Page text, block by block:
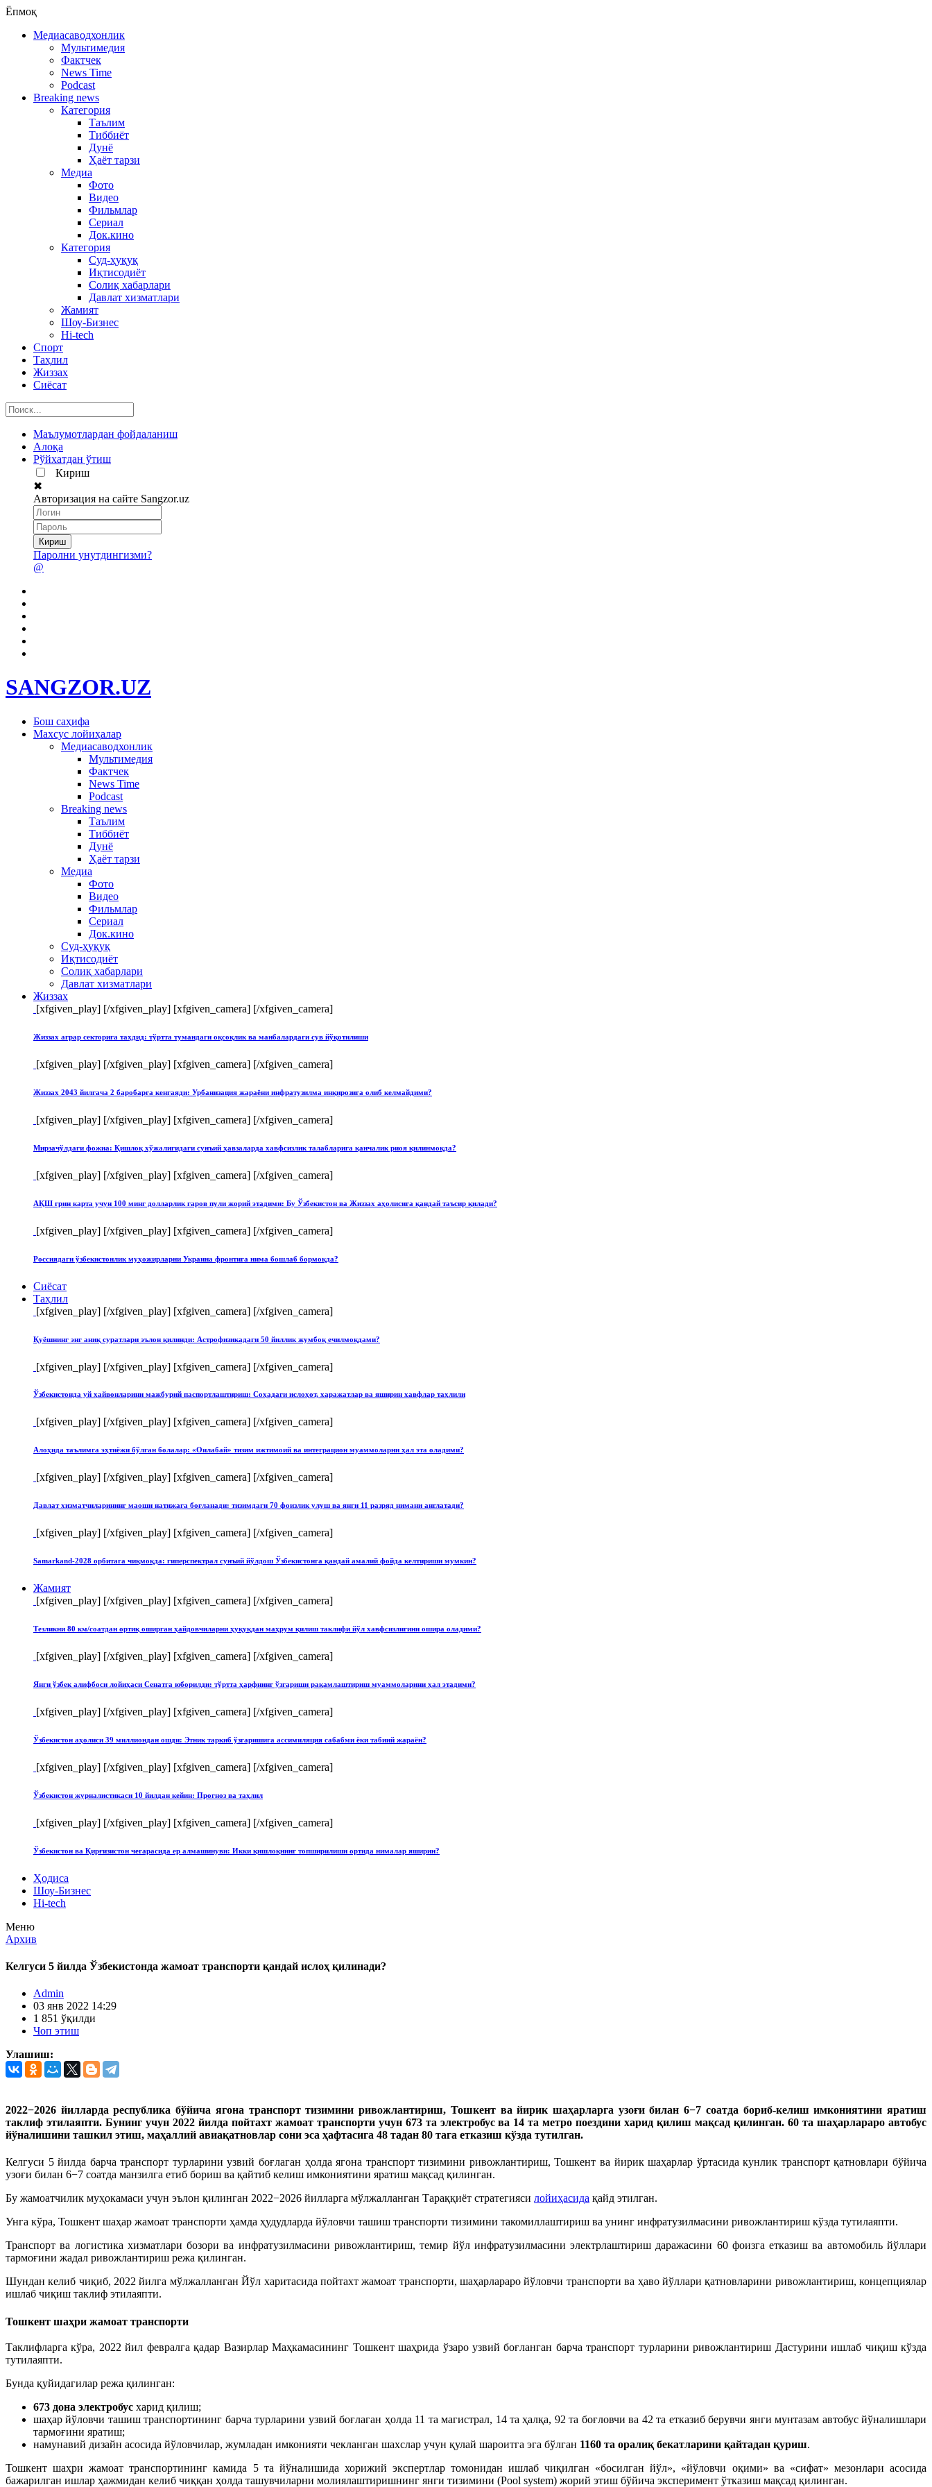
Ёпмоқ
Медиасаводхонлик
Мультимедия
Фактчек
News Time
Podcast
Breaking news
Категория
Таълим
Тиббиёт
Дунё
Ҳаёт тарзи
Медиа
Фото
Видео
Фильмлар
Сериал
Док.кино
Категория
Суд-ҳуқуқ
Иқтисодиёт
Солиқ хабарлари
Давлат хизматлари
Жамият
Шоу-Бизнес
Hi-tech
Спорт
Таҳлил
Жиззах
Сиёсат
Маълумотлардан фойдаланиш
Алоқа
Рўйхатдан ўтиш
Кириш
✖
Авторизация на сайте Sangzor.uz
Паролни унутдингизми?
@
SANGZOR.UZ
Бош саҳифа
Махсус лойиҳалар
Медиасаводхонлик
Мультимедия
Фактчек
News Time
Podcast
Breaking news
Таълим
Тиббиёт
Дунё
Ҳаёт тарзи
Медиа
Фото
Видео
Фильмлар
Сериал
Док.кино
Суд-ҳуқуқ
Иқтисодиёт
Солиқ хабарлари
Давлат хизматлари
Жиззах
[xfgiven_play] [/xfgiven_play] [xfgiven_camera] [/xfgiven_camera]
Жиззах аграр секторига таҳдид: тўртта тумандаги оқсоқлик ва манбалардаги сув йўқотилиши
[xfgiven_play] [/xfgiven_play] [xfgiven_camera] [/xfgiven_camera]
Жиззах 2043 йилгача 2 баробарга кенгаяди: Урбанизация жараёни инфратузилма инқирозига олиб келмайдими?
[xfgiven_play] [/xfgiven_play] [xfgiven_camera] [/xfgiven_camera]
Мирзачўлдаги фожиа: Қишлоқ хўжалигидаги сунъий ҳавзаларда хавфсизлик талабларига қанчалик риоя қилинмоқда?
[xfgiven_play] [/xfgiven_play] [xfgiven_camera] [/xfgiven_camera]
АҚШ грин карта учун 100 минг долларлик гаров пули жорий этадими: Бу Ўзбекистон ва Жиззах аҳолисига қандай таъсир қилади?
[xfgiven_play] [/xfgiven_play] [xfgiven_camera] [/xfgiven_camera]
Россиядаги ўзбекистонлик муҳожирларни Украина фронтига нима бошлаб бормоқда?
Сиёсат
Таҳлил
[xfgiven_play] [/xfgiven_play] [xfgiven_camera] [/xfgiven_camera]
Қуёшнинг энг аниқ суратлари эълон қилинди: Астрофизикадаги 50 йиллик жумбоқ ечилмоқдами?
[xfgiven_play] [/xfgiven_play] [xfgiven_camera] [/xfgiven_camera]
Ўзбекистонда уй ҳайвонларини мажбурий паспортлаштириш: Соҳадаги ислоҳот, харажатлар ва яширин хавфлар таҳлили
[xfgiven_play] [/xfgiven_play] [xfgiven_camera] [/xfgiven_camera]
Алоҳида таълимга эҳтиёжи бўлган болалар: «Оилабай» тизим ижтимоий ва интеграцион муаммоларни ҳал эта оладими?
[xfgiven_play] [/xfgiven_play] [xfgiven_camera] [/xfgiven_camera]
Давлат хизматчиларининг маоши натижага боғланади: тизимдаги 70 фоизлик улуш ва янги 11 разряд нимани англатади?
[xfgiven_play] [/xfgiven_play] [xfgiven_camera] [/xfgiven_camera]
Samarkand-2028 орбитага чиқмоқда: гиперспектрал сунъий йўлдош Ўзбекистонга қандай амалий фойда келтириши мумкин?
Жамият
[xfgiven_play] [/xfgiven_play] [xfgiven_camera] [/xfgiven_camera]
Тезликни 80 км/соатдан ортиқ оширган ҳайдовчиларни ҳуқуқдан маҳрум қилиш таклифи йўл хавфсизлигини ошира оладими?
[xfgiven_play] [/xfgiven_play] [xfgiven_camera] [/xfgiven_camera]
Янги ўзбек алифбоси лойиҳаси Сенатга юборилди: тўртта ҳарфнинг ўзгариши рақамлаштириш муаммоларини ҳал этадими?
[xfgiven_play] [/xfgiven_play] [xfgiven_camera] [/xfgiven_camera]
Ўзбекистон аҳолиси 39 миллиондан ошди: Этник таркиб ўзгаришига ассимиляция сабабми ёки табиий жараён?
[xfgiven_play] [/xfgiven_play] [xfgiven_camera] [/xfgiven_camera]
Ўзбекистон журналистикаси 10 йилдан кейин: Прогноз ва таҳлил
[xfgiven_play] [/xfgiven_play] [xfgiven_camera] [/xfgiven_camera]
Ўзбекистон ва Қирғизистон чегарасида ер алмашинуви: Икки қишлоқнинг топширилиши ортида нималар яширин?
Ҳодиса
Шоу-Бизнес
Hi-tech
Меню
Архив
Келгуси 5 йилда Ўзбекистонда жамоат транспорти қандай ислоҳ қилинади?
Admin
03 янв 2022 14:29
1 851 ўқилди
Чоп этиш
Улашиш:
2022−2026 йилларда республика бўйича ягона транспорт тизимини ривожлантириш, Тошкент ва йирик шаҳарларга узоғи билан 6−7 соатда бориб-келиш имкониятини яратиш
таклиф этилаяпти. Бунинг учун 2022 йилда пойтахт жамоат транспорти учун 673 та электробус ва 14 та метро поездини харид қилиш мақсад қилинган. 60 та шаҳарлараро автобус
йўналишини ташкил этиш, маҳаллий авиақатновлар сони эса ҳафтасига 48 тадан 80 тага етказиш кўзда тутилган.
Келгуси 5 йилда барча транспорт турларини узвий боғлаган ҳолда ягона транспорт тизимини ривожлантириш, Тошкент ва йирик шаҳарлар ўртасида кунлик транспорт қатновлари бўйича
узоғи билан 6−7 соатда манзилга етиб бориш ва қайтиб келиш имкониятини яратиш мақсад қилинган.
Бу жамоатчилик муҳокамаси учун эълон қилинган 2022−2026 йилларга мўлжалланган Тараққиёт стратегияси лойиҳасида қайд этилган.
Унга кўра, Тошкент шаҳар жамоат транспорти ҳамда ҳудудларда йўловчи ташиш транспорти тизимини такомиллаштириш ва унинг инфратузилмасини ривожлантириш кўзда тутилаяпти.
Транспорт ва логистика хизматлари бозори ва инфратузилмасини ривожлантириш, темир йўл инфратузилмасини электрлаштириш даражасини 60 фоизга етказиш ва автомобиль йўллари
тармоғини жадал ривожлантириш режа қилинган.
Шундан келиб чиқиб, 2022 йилга мўлжалланган Йўл харитасида пойтахт жамоат транспорти, шаҳарлараро йўловчи транспорти ва ҳаво йўллари қатновларини ривожлантириш, концепциялар
ишлаб чиқиш таклиф этилаяпти.
Тошкент шаҳри жамоат транспорти
Таклифларга кўра, 2022 йил февралга қадар Вазирлар Маҳкамасининг Тошкент шаҳрида ўзаро узвий боғланган барча транспорт турларини ривожлантириш Дастурини ишлаб чиқиш кўзда
тутилаяпти.
Бунда қуйидагилар режа қилинган:
673 дона электробус харид қилиш;
шаҳар йўловчи ташиш транспортининг барча турларини узвий боғлаган ҳолда 11 та магистрал, 14 та ҳалқа, 92 та боғловчи ва 42 та етказиб берувчи янги мунтазам автобус йўналишлари
тармоғини яратиш;
намунавий дизайн асосида йўловчилар, жумладан имконияти чекланган шахслар учун қулай шароитга эга бўлган 1160 та оралиқ бекатларини қайтадан қуриш.
Тошкент шаҳри жамоат транспортининг камида 5 та йўналишида хорижий экспертлар томонидан ишлаб чиқилган «босилган йўл», «йўловчи оқими» ва «сифат» мезонлари асосида
бажарилган ишлар ҳажмидан келиб чиққан ҳолда ташувчиларни молиялаштиришнинг янги тизимини (Pool system) жорий этиш бўйича эксперимент ўтказиш мақсад қилинган.